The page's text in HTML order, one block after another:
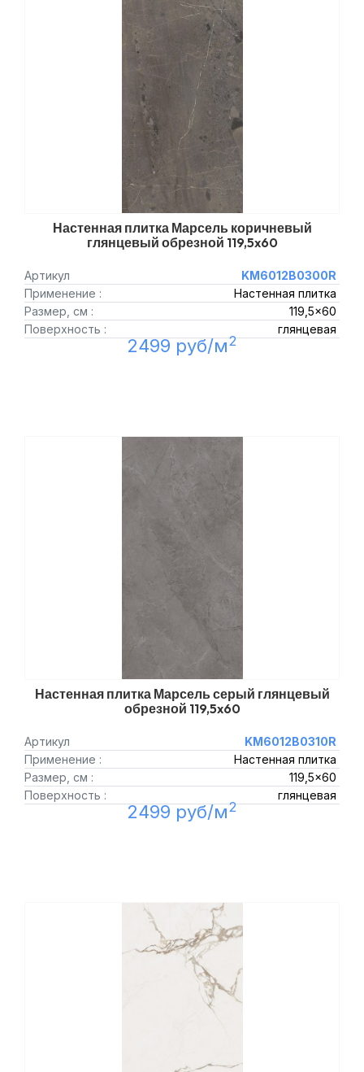
Настенная плитка Марсель коричневый
глянцевый обрезной 119,5x60
Артикул
KM6012B0300R
Применение :
Настенная плитка
Размер, см :
119,5x60
Поверхность :
глянцевая
2499 руб/м2
Настенная плитка Марсель серый глянцевый
обрезной 119,5x60
Артикул
KM6012B0310R
Применение :
Настенная плитка
Размер, см :
119,5x60
Поверхность :
глянцевая
2499 руб/м2